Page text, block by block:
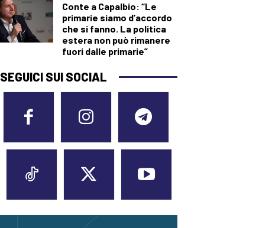
Conte a Capalbio: “Le
primarie siamo d’accordo
che si fanno. La politica
estera non può rimanere
fuori dalle primarie”
SEGUICI SUI SOCIAL